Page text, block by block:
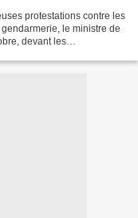
protestations contre les
le ministre de
devant les